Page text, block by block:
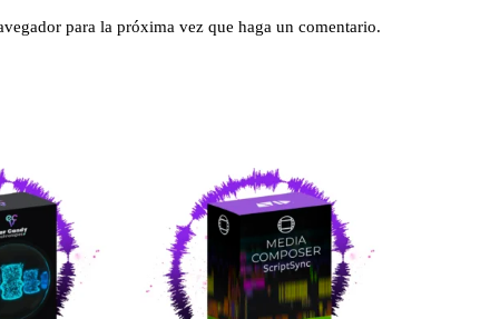
para la próxima vez que haga un comentario.